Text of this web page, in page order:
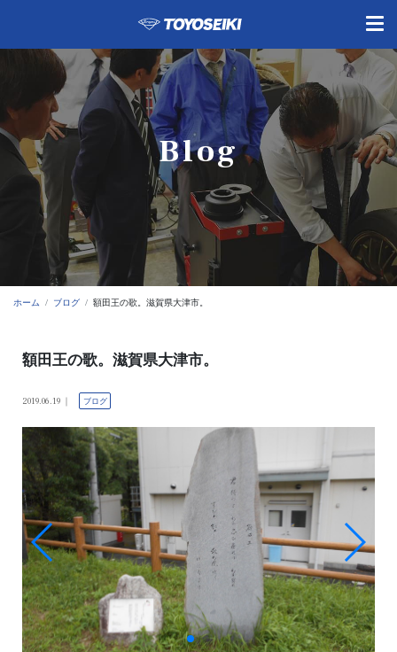
Blog
ホーム ブログ 額田王の歌。滋賀県大津市。
額田王の歌。滋賀県大津市。
2019.06.19 ブログ